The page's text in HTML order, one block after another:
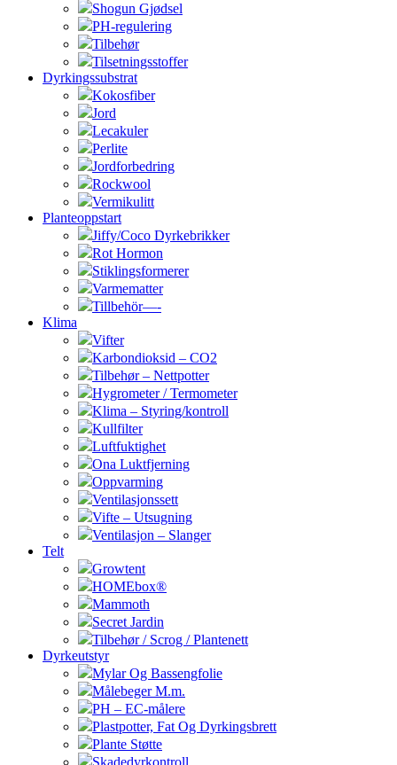
Shogun Gjødsel
PH-regulering
Tilbehør
Tilsetningsstoffer
Dyrkingssubstrat
Kokosfiber
Jord
Lecakuler
Perlite
Jordforbedring
Rockwool
Vermikulitt
Planteoppstart
Jiffy/Coco Dyrkebrikker
Rot Hormon
Stiklingsformerer
Varmematter
Tillbehör—-
Klima
Vifter
Karbondioksid – CO2
Tilbehør – Nettpotter
Hygrometer / Termometer
Klima – Styring/kontroll
Kullfilter
Luftfuktighet
Ona Luktfjerning
Oppvarming
Ventilasjonssett
Vifte – Utsugning
Ventilasjon – Slanger
Telt
Growtent
HOMEbox®
Mammoth
Secret Jardin
Tilbehør / Scrog / Plantenett
Dyrkeutstyr
Mylar Og Bassengfolie
Målebeger M.m.
PH – EC-målere
Plastpotter, Fat Og Dyrkingsbrett
Plante Støtte